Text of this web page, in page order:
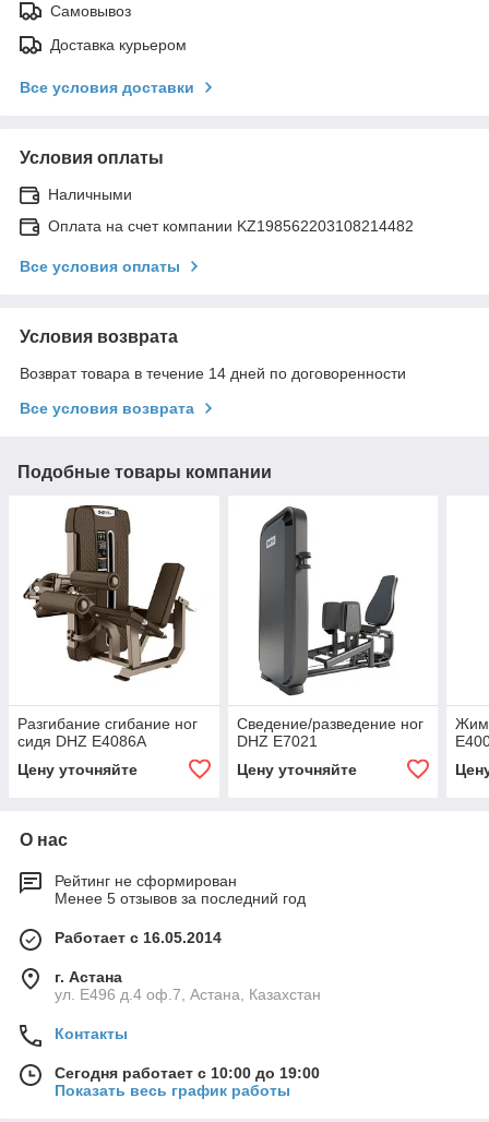
Самовывоз
Доставка курьером
Все условия доставки
Условия оплаты
Наличными
Оплата на счет компании KZ198562203108214482
Все условия оплаты
Условия возврата
Возврат товара в течение 14 дней по договоренности
Все условия возврата
Подобные товары компании
Разгибание сгибание ног
сидя DHZ E4086A
Цену уточняйте
Сведение/разведение ног
DHZ E7021
Цену уточняйте
Жим
О нас
Рейтинг не сформирован
Менее 5 отзывов за последний год
Работает с 16.05.2014
г. Астана
ул. Е496 д.4 оф.7, Астана, Казахстан
Контакты
Сегодня работает с 10:00 до 19:00
Показать весь график работы